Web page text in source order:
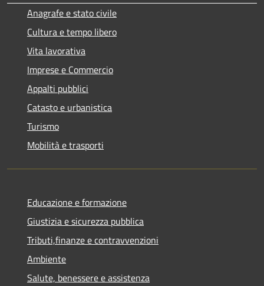
Anagrafe e stato civile
Cultura e tempo libero
Vita lavorativa
Imprese e Commercio
Appalti pubblici
Catasto e urbanistica
Turismo
Mobilità e trasporti
Educazione e formazione
Giustizia e sicurezza pubblica
Tributi,finanze e contravvenzioni
Ambiente
Salute, benessere e assistenza